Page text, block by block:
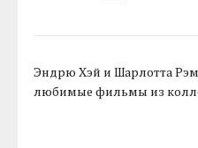
Эндрю Хэй и Шарлотта
любимые фильмы из